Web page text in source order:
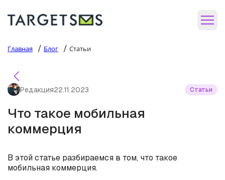
Главная / Блог / Статьи
Редакция22.11.2023 Статьи
Что такое мобильная
коммерция
В этой статье разбираемся в том, что такое
мобильная коммерция.